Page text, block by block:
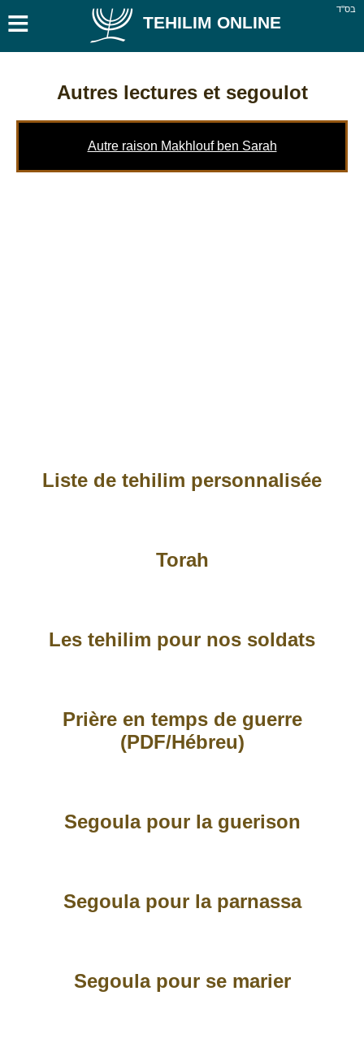
בס''ד ≡ TEHILIM ONLINE
Autres lectures et segoulot
Autre raison Makhlouf ben Sarah
Liste de tehilim personnalisée
Torah
Les tehilim pour nos soldats
Prière en temps de guerre
(PDF/Hébreu)
Segoula pour la guerison
Segoula pour la parnassa
Segoula pour se marier